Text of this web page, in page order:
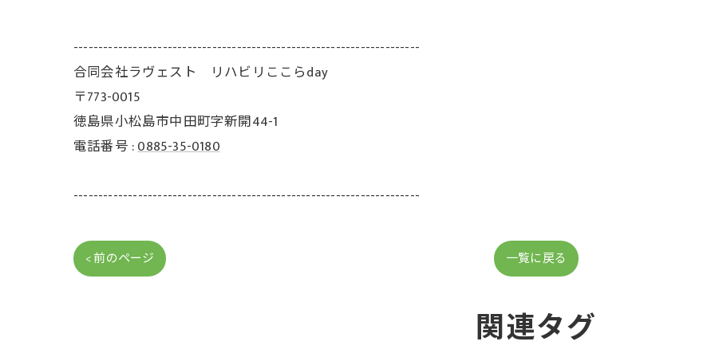
----------------------------------------------------------------------
合同会社ラヴェスト リハビリここらday
〒773-0015
徳島県小松島市中田町字新開44-1
電話番号 :0885-35-0180
----------------------------------------------------------------------
< 前のページ 一覧に戻る
関連タグ